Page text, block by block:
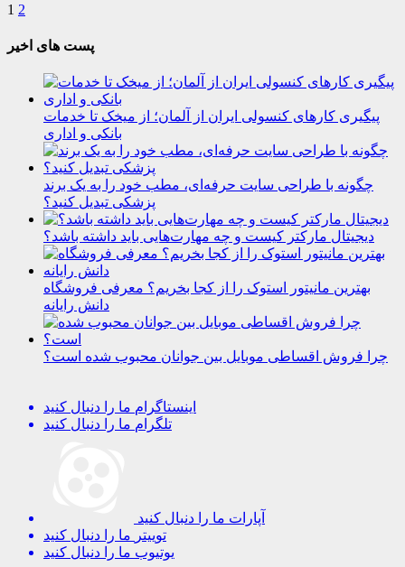
1 2
پست های اخیر
پیگیری کارهای کنسولی ایران از آلمان؛ از میخک تا خدمات
بانکی و اداری
چگونه با طراحی سایت حرفه‌ای، مطب خود را به یک برند
پزشکی تبدیل کنید؟
دیجیتال مارکتر کیست و چه مهارت‌هایی باید داشته باشد؟
بهترین مانیتور استوک را از کجا بخریم؟ معرفی فروشگاه
دانش رایانه
چرا فروش اقساطی موبایل بین جوانان محبوب شده است؟
اینستاگرام ما را دنبال کنید
تلگرام ما را دنبال کنید
آپارات ما را دنبال کنید
توییتر ما را دنبال کنید
یوتیوب ما را دنبال کنید